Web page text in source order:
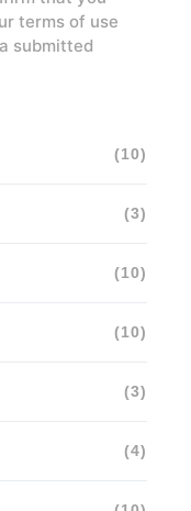
terms of use
submitted
(10)
(3)
(10)
(10)
(3)
(4)